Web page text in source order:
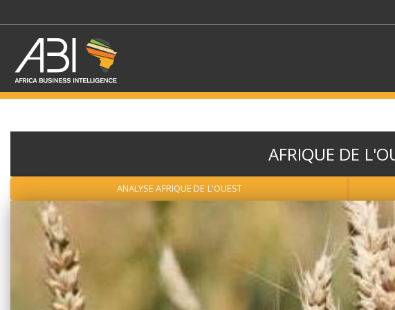
AFRIQUE DE
ANALYSE AFRIQUE DE L'OUEST